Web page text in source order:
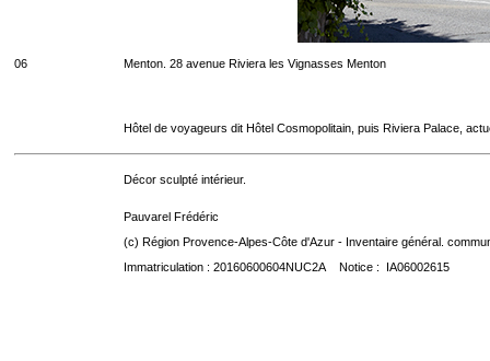
06 Menton. 28 avenue Riviera les Vignasses Menton
Hôtel de voyageurs dit Hôtel Cosmopolitain, puis Riviera Palace,
Décor sculpté intérieur.
Pauvarel Frédéric
(c) Région Provence-Alpes-Côte d'Azur - Inventaire général.
Immatriculation : 20160600604NUC2A Notice : IA06002615